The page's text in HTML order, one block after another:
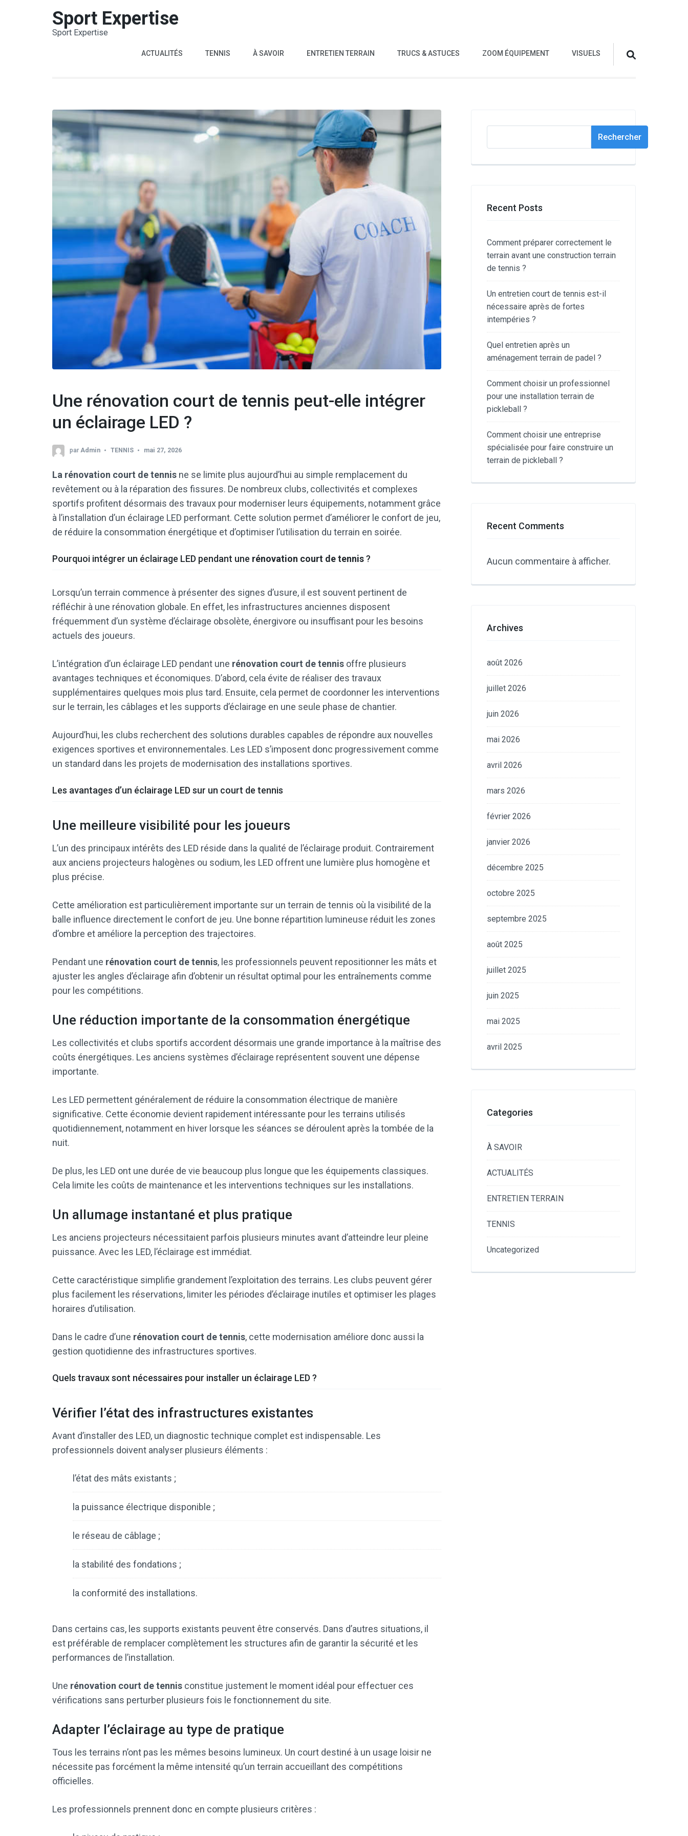
Sport Expertise
Sport Expertise
ACTUALITÉS TENNIS À SAVOIR ENTRETIEN TERRAIN TRUCS & ASTUCES ZOOM ÉQUIPEMENT VISUELS
Une rénovation court de tennis peut-elle intégrer
un éclairage LED ?
parAdmin TENNIS mai 27, 2026
La rénovation court de tennis ne se limite plus aujourd’hui au simple remplacement du
revêtement ou à la réparation des fissures. De nombreux clubs, collectivités et complexes
sportifs profitent désormais des travaux pour moderniser leurs équipements, notamment grâce
à l’installation d’un éclairage LED performant. Cette solution permet d’améliorer le confort de jeu,
de réduire la consommation énergétique et d’optimiser l’utilisation du terrain en soirée.
Pourquoi intégrer un éclairage LED pendant une rénovation court de tennis?
Lorsqu’un terrain commence à présenter des signes d’usure, il est souvent pertinent de
réfléchir à une rénovation globale. En effet, les infrastructures anciennes disposent
fréquemment d’un système d’éclairage obsolète, énergivore ou insuffisant pour les besoins
actuels des joueurs.
L’intégration d’un éclairage LED pendant une rénovation court de tennis offre plusieurs
avantages techniques et économiques. D’abord, cela évite de réaliser des travaux
supplémentaires quelques mois plus tard. Ensuite, cela permet de coordonner les interventions
sur le terrain, les câblages et les supports d’éclairage en une seule phase de chantier.
Aujourd’hui, les clubs recherchent des solutions durables capables de répondre aux nouvelles
exigences sportives et environnementales. Les LED s’imposent donc progressivement comme
un standard dans les projets de modernisation des installations sportives.
Les avantages d’un éclairage LED sur un court de tennis
Une meilleure visibilité pour les joueurs
L’un des principaux intérêts des LED réside dans la qualité de l’éclairage produit. Contrairement
aux anciens projecteurs halogènes ou sodium, les LED offrent une lumière plus homogène et
plus précise.
Cette amélioration est particulièrement importante sur un terrain de tennis où la visibilité de la
balle influence directement le confort de jeu. Une bonne répartition lumineuse réduit les zones
d’ombre et améliore la perception des trajectoires.
Pendant une rénovation court de tennis, les professionnels peuvent repositionner les mâts et
ajuster les angles d’éclairage afin d’obtenir un résultat optimal pour les entraînements comme
pour les compétitions.
Une réduction importante de la consommation énergétique
Les collectivités et clubs sportifs accordent désormais une grande importance à la maîtrise des
coûts énergétiques. Les anciens systèmes d’éclairage représentent souvent une dépense
importante.
Les LED permettent généralement de réduire la consommation électrique de manière
significative. Cette économie devient rapidement intéressante pour les terrains utilisés
quotidiennement, notamment en hiver lorsque les séances se déroulent après la tombée de la
nuit.
De plus, les LED ont une durée de vie beaucoup plus longue que les équipements classiques.
Cela limite les coûts de maintenance et les interventions techniques sur les installations.
Un allumage instantané et plus pratique
Les anciens projecteurs nécessitaient parfois plusieurs minutes avant d’atteindre leur pleine
puissance. Avec les LED, l’éclairage est immédiat.
Cette caractéristique simplifie grandement l’exploitation des terrains. Les clubs peuvent gérer
plus facilement les réservations, limiter les périodes d’éclairage inutiles et optimiser les plages
horaires d’utilisation.
Dans le cadre d’une rénovation court de tennis, cette modernisation améliore donc aussi la
gestion quotidienne des infrastructures sportives.
Quels travaux sont nécessaires pour installer un éclairage LED ?
Vérifier l’état des infrastructures existantes
Avant d’installer des LED, un diagnostic technique complet est indispensable. Les
professionnels doivent analyser plusieurs éléments :
l’état des mâts existants ;
la puissance électrique disponible ;
le réseau de câblage ;
la stabilité des fondations ;
la conformité des installations.
Dans certains cas, les supports existants peuvent être conservés. Dans d’autres situations, il
est préférable de remplacer complètement les structures afin de garantir la sécurité et les
performances de l’installation.
Une rénovation court de tennis constitue justement le moment idéal pour effectuer ces
vérifications sans perturber plusieurs fois le fonctionnement du site.
Adapter l’éclairage au type de pratique
Tous les terrains n’ont pas les mêmes besoins lumineux. Un court destiné à un usage loisir ne
nécessite pas forcément la même intensité qu’un terrain accueillant des compétitions
officielles.
Les professionnels prennent donc en compte plusieurs critères :
Rechercher
Recent Posts
Comment préparer correctement le
terrain avant une construction terrain
de tennis ?
Un entretien court de tennis est-il
nécessaire après de fortes
intempéries ?
Quel entretien après un
aménagement terrain de padel ?
Comment choisir un professionnel
pour une installation terrain de
pickleball ?
Comment choisir une entreprise
spécialisée pour faire construire un
terrain de pickleball ?
Recent Comments
Aucun commentaire à afficher.
Archives
août 2026
juillet 2026
juin 2026
mai 2026
avril 2026
mars 2026
février 2026
janvier 2026
décembre 2025
octobre 2025
septembre 2025
août 2025
juillet 2025
juin 2025
mai 2025
avril 2025
Categories
À SAVOIR
ACTUALITÉS
ENTRETIEN TERRAIN
TENNIS
Uncategorized